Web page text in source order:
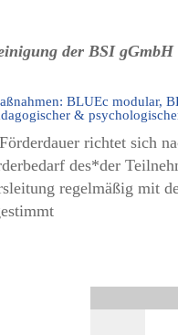
der BSI gGmbH
BLUEc modular,
&
richtet sich
des*der
regelmäßig mit